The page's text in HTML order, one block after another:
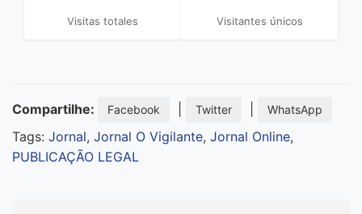
Visitas totales Visitantes únicos
Compartilhe: Facebook Twitter WhatsApp
Tags: Jornal, Jornal O Vigilante, Jornal Online,
PUBLICAÇÃO LEGAL